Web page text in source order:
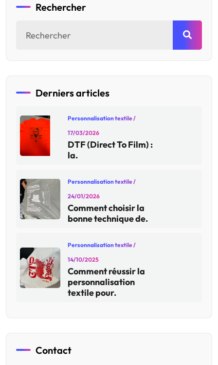
Rechercher
Derniers articles
Personnalisation textile/
17/03/2026
DTF (Direct To Film) :
la.
Personnalisation textile/
24/01/2026
Comment choisir la
bonne technique de.
Personnalisation textile/
14/10/2025
Comment réussir la
personnalisation
textile pour.
Contact